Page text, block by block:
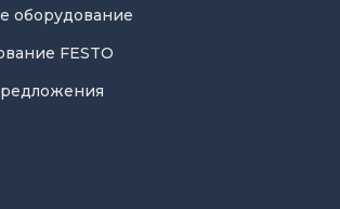
оборудование
FESTO